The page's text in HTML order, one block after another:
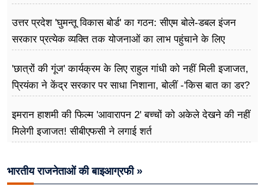
उत्तर प्रदेश 'घुमन्तू विकास बोर्ड' का गठन: सीएम बोले-डबल इंजन
सरकार प्रत्येक व्यक्ति तक योजनाओं का लाभ पहुंचाने के लिए
'छात्रों की गूंज' कार्यक्रम के लिए राहुल गांधी को नहीं मिली इजाजत,
प्रियंका ने केंद्र सरकार पर साधा निशाना, बोलीं -'किस बात का डर?
इमरान हाशमी की फिल्म 'आवारापन 2' बच्चों को अकेले देखने की नहीं
मिलेगी इजाजत! सीबीएफसी ने लगाई शर्त
भारतीय राजनेताओं की बाइआग्रफी »